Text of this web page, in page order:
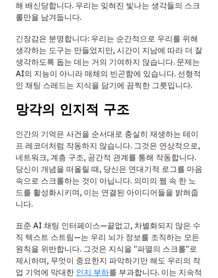
해 배신당합니다. 우리는 잊혀진 빛나는 생각들의 스크
롤만을 남겨둡니다.
긴장감은 분명합니다: 우리는 순간적으로 우리를 위해
생각하는 도구는 만들었지만, 시간이 지남에 따라 더 잘
생각하도록 돕는 데는 거의 기여하지 않습니다. 문제는
AI의 지능이 아니라 매체의 빈곤함에 있습니다. 선형적
인 채팅 스레드는 지식을 담기에 끔찍한 그릇입니다.
망각의 인지적 구조
인간의 기억은 사건을 순서대로 충실히 재생하는 테이
프 레코더처럼 작동하지 않습니다. 그것은 연상적으로,
네트워크, 계층 구조, 공간적 관계를 통해 작동합니다.
당신이 개념을 떠올릴 때, 당신은 연대기적 로그를 마음
속으로 스크롤하는 것이 아닙니다. 의미의 웹 속 한 노
드를 활성화시키며, 이는 연결된 아이디어들을 밝혀줍
니다.
표준 AI 채팅 인터페이스—끝없고, 차별화되지 않은 수
직 텍스트 스트림—는 우리 뇌가 정보를 조직하는 모든
원칙을 위반합니다. 그것은 지식을 "파멸의 스크롤"로
제시하며, 무엇이 중요한지 파악하기만 해도 우리의 작
업 기억에 막대한 인지 부하를 부과합니다. 이는 지속적